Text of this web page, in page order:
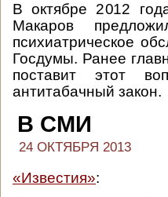
В октябре 2012
Макаров
психиатрическое
Госдумы. Ранее
поставит этот
антитабачный закон.
В СМИ
24 ОКТЯБРЯ 2013
«Известия»: